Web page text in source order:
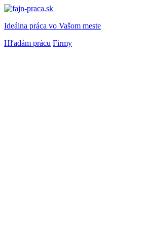
Ideálna práca vo Vašom meste
Hľadám prácu Firmy